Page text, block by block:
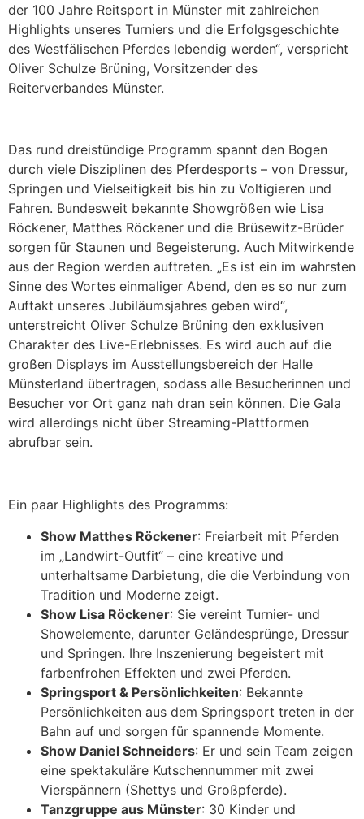
der 100 Jahre Reitsport in Münster mit zahlreichen
Highlights unseres Turniers und die Erfolgsgeschichte
des Westfälischen Pferdes lebendig werden“, verspricht
Oliver Schulze Brüning, Vorsitzender des
Reiterverbandes Münster.
Das rund dreistündige Programm spannt den Bogen
durch viele Disziplinen des Pferdesports – von Dressur,
Springen und Vielseitigkeit bis hin zu Voltigieren und
Fahren. Bundesweit bekannte Showgrößen wie Lisa
Röckener, Matthes Röckener und die Brüsewitz-Brüder
sorgen für Staunen und Begeisterung. Auch Mitwirkende
aus der Region werden auftreten. „Es ist ein im wahrsten
Sinne des Wortes einmaliger Abend, den es so nur zum
Auftakt unseres Jubiläumsjahres geben wird“,
unterstreicht Oliver Schulze Brüning den exklusiven
Charakter des Live-Erlebnisses. Es wird auch auf die
großen Displays im Ausstellungsbereich der Halle
Münsterland übertragen, sodass alle Besucherinnen und
Besucher vor Ort ganz nah dran sein können. Die Gala
wird allerdings nicht über Streaming-Plattformen
abrufbar sein.
Ein paar Highlights des Programms:
Show Matthes Röckener: Freiarbeit mit Pferden
im „Landwirt-Outfit“ – eine kreative und
unterhaltsame Darbietung, die die Verbindung von
Tradition und Moderne zeigt.
Show Lisa Röckener: Sie vereint Turnier- und
Showelemente, darunter Geländesprünge, Dressur
und Springen. Ihre Inszenierung begeistert mit
farbenfrohen Effekten und zwei Pferden.
Springsport & Persönlichkeiten: Bekannte
Persönlichkeiten aus dem Springsport treten in der
Bahn auf und sorgen für spannende Momente.
Show Daniel Schneiders: Er und sein Team zeigen
eine spektakuläre Kutschennummer mit zwei
Vierspännern (Shettys und Großpferde).
Tanzgruppe aus Münster: 30 Kinder und